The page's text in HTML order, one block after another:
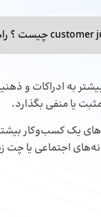
به ادراکات و
یا منفی بگذارد.
یک کسب‌وکار
اجتماعی یا